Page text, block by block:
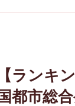
【ランキ
国都市総